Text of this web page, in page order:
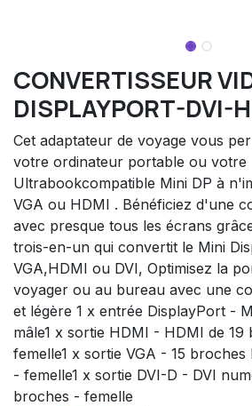
CONVERTISSEUR
DISPLAYPORT-DVI-
Cet adaptateur de voyage vous
votre ordinateur portable ou votre
Ultrabookcompatible Mini DP à
VGA ou HDMI . Bénéficiez d'une
avec presque tous les écrans
trois-en-un qui convertit le Mini
VGA,HDMI ou DVI, Optimisez la
voyager ou au bureau avec une
et légère 1 x entrée DisplayPort -
mâle1 x sortie HDMI - HDMI de
femelle1 x sortie VGA - 15
- femelle1 x sortie DVI-D - DVI
broches - femelle